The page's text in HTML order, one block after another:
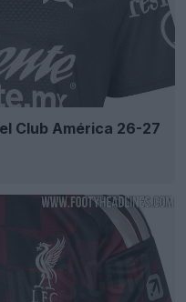
Club América 26-27